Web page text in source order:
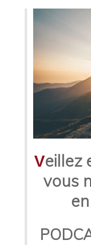
Veillez
vous